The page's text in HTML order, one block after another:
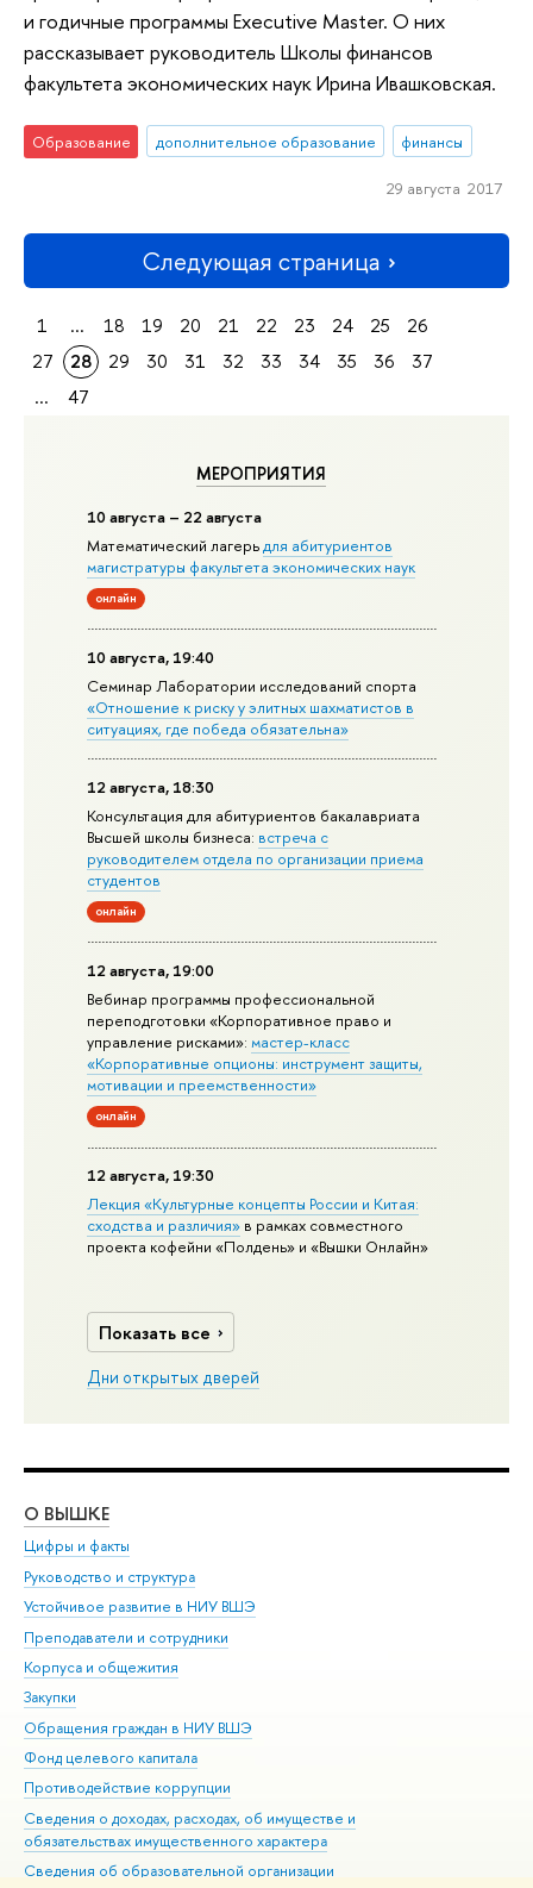
МЕРОПРИЯТИЯ
10 августа – 22 августа
Математический лагерьдля абитуриентов
магистратуры факультета экономических наук
онлайн
10 августа, 19:40
Семинар Лаборатории исследований спорта
«Отношение к риску у элитных шахматистов в
ситуациях, где победа обязательна»
12 августа, 18:30
Консультация для абитуриентов бакалавриата
Высшей школы бизнеса: встреча с
руководителем отдела по организации приема
студентов
онлайн
12 августа, 19:00
Вебинар программы профессиональной
переподготовки «Корпоративное право и
управление рисками»:мастер-класс
«Корпоративные опционы: инструмент защиты,
мотивации и преемственности»
онлайн
12 августа, 19:30
Лекция «Культурные концепты России и Китая:
сходства и различия» в рамках совместного
проекта кофейни «Полдень» и «Вышки Онлайн»
Показать все
Дни открытых дверей
и годичные программы Executive Master. О них
рассказывает руководитель Школы финансов
факультета экономических наук Ирина Ивашковская.
Образование дополнительное образование финансы
29 августа 2017
Следующая страница
1 ... 18 19 20 21 22 23 24 25
26
27
28 29 30 31 32 33 34 35 36
37
...
47
О ВЫШКЕ
Цифры и факты
Руководство и структура
Устойчивое развитие в НИУ ВШЭ
Преподаватели и сотрудники
Корпуса и общежития
Закупки
Обращения граждан в НИУ ВШЭ
Фонд целевого капитала
Противодействие коррупции
Сведения о доходах, расходах, об имуществе и
обязательствах имущественного характера
Сведения об образовательной организации